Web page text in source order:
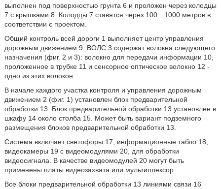
выполнен под поверхностью грунта 6 и проложен через колодцы
7 с крышками 8. Колодцы 7 ставятся через 100…1000 метров в
соответствии с проектом.
Общий контроль всей дороги 1 выполняет центр управления
дорожным движением 9. ВОЛС 3 содержат волокна следующего
назначения (фиг. 2 и 3): волокно для передачи информации 10,
проложенное в трубке 11 и сенсорное оптическое волокно 12 -
одно из этих волокон.
В начале каждого участка контроля и управления дорожным
движением 2 (фиг. 1) установлен блок предварительной
обработки 13. Блок предварительной обработки 13 установлен в
шкафу 14 около столба 15. Может быть вариант подземного
размещения блоков предварительной обработки 13.
Система включает светофоры 17, информационные табло 18,
видеокамеры 19 с видеомодулями 20, для обработки
видеосигнала. В качестве видеомодулей 20 могут быть
применены платы видеозахвата или мультиплексор.
Все блоки предварительной обработки 13 линиями связи 16